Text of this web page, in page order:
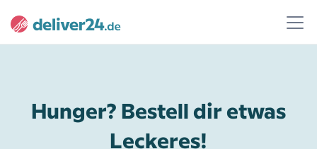
Hunger? Bestell dir etwas
Leckeres!